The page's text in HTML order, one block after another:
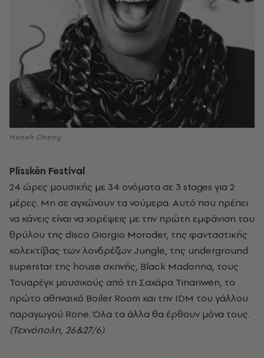
Νeneh Cherry
Plisskën Festival
24 ώρες μουσικής με 34 ονόματα σε 3 stages για 2
μέρες. Μη σε αγχώνουν τα νούμερα. Αυτό που πρέπει
να κάνεις είναι να χορέψεις με την πρώτη εμφάνιση του
θρύλου της disco Giorgio Moroder, της φανταστικής
κολεκτίβας των λονδρέζων Jungle, της underground
superstar της house σκηνής, Black Madonna, τους
Τουαρέγκ μουσικούς από τη Σαχάρα Tinariwen, το
πρώτο αθηναϊκό Boiler Room και την ΙDM του γάλλου
παραγωγού Rone. Όλα τα άλλα θα έρθουν μόνα τους.
(Τεχνόπολη, 26&27/6)